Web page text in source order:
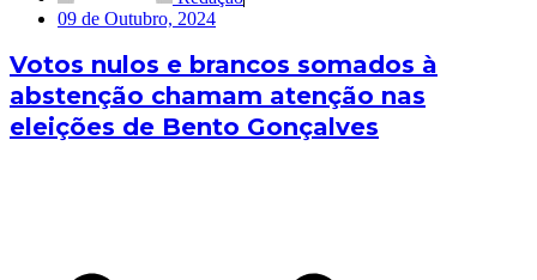
09 de Outubro, 2024
Votos nulos e brancos somados à
abstenção chamam atenção nas
eleições de Bento Gonçalves